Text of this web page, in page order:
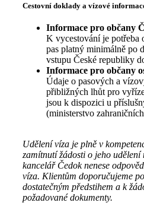
Cestovní doklady a vízové
Informace pro občany
K vycestování je potřeba
pas platný minimálně po
vstupu České republiky
Informace pro občany
Údaje o pasových a
přibližných lhůt pro
jsou k dispozici u
(ministerstvo
Udělení víza je plně v
zamítnutí žádosti o jeho
kancelář Čedok nenese
víza. Klientům doporučujeme
dostatečným předstihem a k
požadované dokumenty.